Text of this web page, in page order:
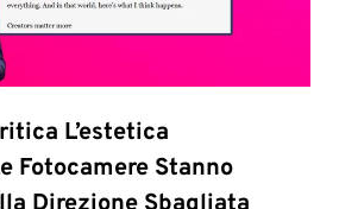
L’estetica
Fotocamere Stanno